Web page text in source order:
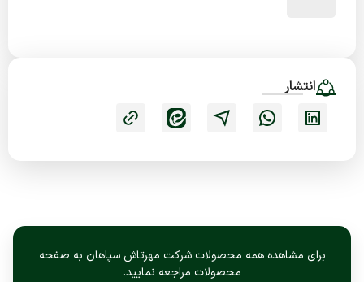
انتشار
برای مشاهده همه محصولات شرکت مهرتاش سپاهان به صفحه
محصولات مراجعه نمایید.